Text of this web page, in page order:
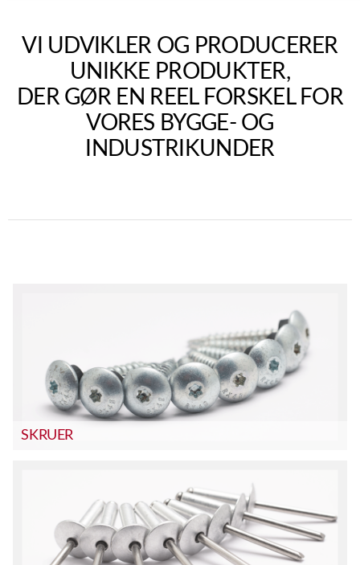
VI UDVIKLER OG PRODUCERER
UNIKKE PRODUKTER,­
DER GØR EN REEL FORSKEL FOR
VORES BYGGE- OG
INDUSTRIKUNDER
SKRUER